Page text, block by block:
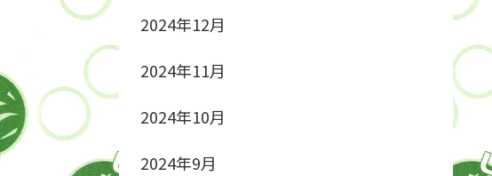
2024年12月
2024年11月
2024年10月
2024年9月